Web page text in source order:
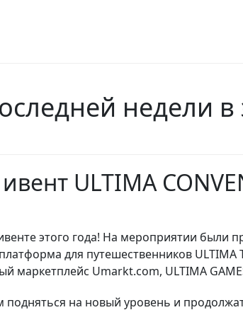
недели в
ULTIMA
этого года! На мероприятии были
для путешественников ULTIMA
маркетплейс Umarkt.com, ULTIMA
на новый уровень и